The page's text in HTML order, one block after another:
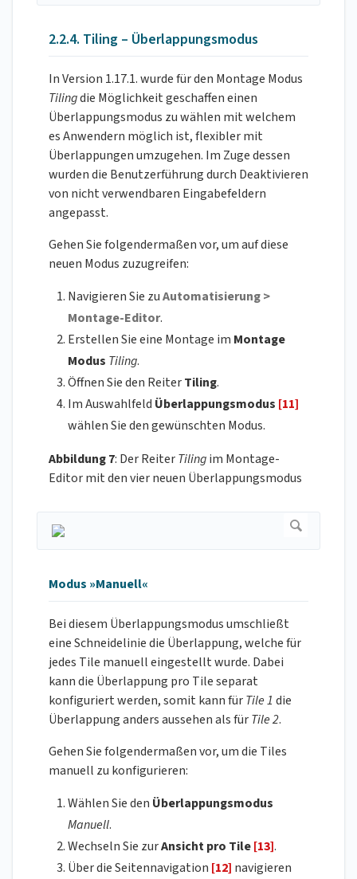
2.2.4. Tiling – Überlappungsmodus
In Version 1.17.1. wurde für den Montage Modus
Tilingdie Möglichkeit geschaffen einen
Überlappungsmodus zu wählen mit welchem
es Anwendern möglich ist, flexibler mit
Überlappungen umzugehen. Im Zuge dessen
wurden die Benutzerführung durch Deaktivieren
von nicht verwendbaren Eingabefeldern
angepasst.
Gehen Sie folgendermaßen vor, um auf diese
neuen Modus zuzugreifen:
Navigieren Sie zuAutomatisierung >
Montage-Editor.
Erstellen Sie eine Montage im Montage
Modus Tiling.
Öffnen Sie den ReiterTiling.
Im Auswahlfeld Überlappungsmodus [11]
wählen Sie den gewünschten Modus.
Abbildung 7: Der ReiterTilingim Montage-
Editor mit den vier neuen Überlappungsmodus
Modus »Manuell«
Bei diesem Überlappungsmodus umschließt
eine Schneidelinie die Überlappung, welche für
jedes Tile manuell eingestellt wurde. Dabei
kann die Überlappung pro Tile separat
konfiguriert werden, somit kann fürTile 1 die
Überlappung anders aussehen als fürTile 2.
Gehen Sie folgendermaßen vor, um die Tiles
manuell zu konfigurieren:
Wählen Sie den Überlappungsmodus
Manuell.
Wechseln Sie zurAnsicht pro Tile[13].
Über die Seitennavigation [12] navigieren